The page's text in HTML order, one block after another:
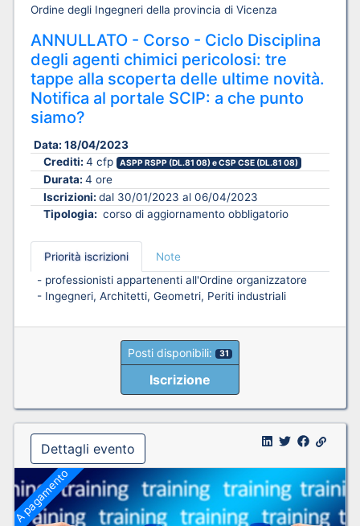
Ordine degli Ingegneri della provincia di Vicenza
ANNULLATO - Corso - Ciclo Disciplina
degli agenti chimici pericolosi: tre
tappe alla scoperta delle ultime novità.
Notifica al portale SCIP: a che punto
siamo?
Data: 18/04/2023
Crediti: 4 cfp ASPP RSPP (DL.81 08) e CSP CSE (DL.81 08)
Durata: 4 ore
Iscrizioni: dal 30/01/2023 al 06/04/2023
Tipologia: corso di aggiornamento obbligatorio
Priorità iscrizioni
Note
- professionisti appartenenti all'Ordine organizzatore
- Ingegneri, Architetti, Geometri, Periti industriali
Posti disponibili: 31
Iscrizione
Dettagli evento
A pagamento